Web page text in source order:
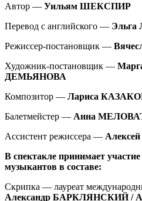
Автор — Уильям ШЕКСПИР
Перевод с английского —
Режиссер-постановщик —
Художник-постановщик —
ДЕМЬЯНОВА
Композитор — Лариса
Балетмейстер — Анна
Ассистент режиссера —
В спектакле принимает
музыкантов в составе:
Скрипка — лауреат
Александр БАРКЛЯНСКИЙ /